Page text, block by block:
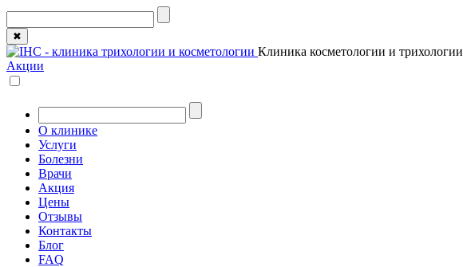
✖
Клиника косметологии и трихологии
Акции
О клинике
Услуги
Болезни
Врачи
Акция
Цены
Отзывы
Контакты
Блог
FAQ